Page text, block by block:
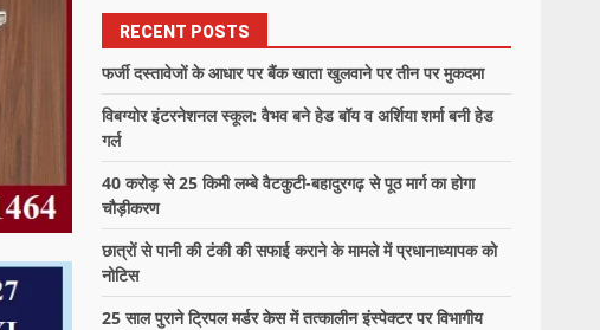
RECENT POSTS
फर्जी दस्तावेजों के आधार पर बैंक खाता खुलवाने पर तीन पर मुकदमा
विबग्योर इंटरनेशनल स्कूल: वैभव बने हेड बॉय व अर्शिया शर्मा बनी हेड
गर्ल
40 करोड़ से 25 किमी लम्बे वैटकुटी-बहादुरगढ़ से पूठ मार्ग का होगा
चौड़ीकरण
छात्रों से पानी की टंकी की सफाई कराने के मामले में प्रधानाध्यापक को
नोटिस
25 साल पुराने ट्रिपल मर्डर केस में तत्कालीन इंस्पेक्टर पर विभागीय